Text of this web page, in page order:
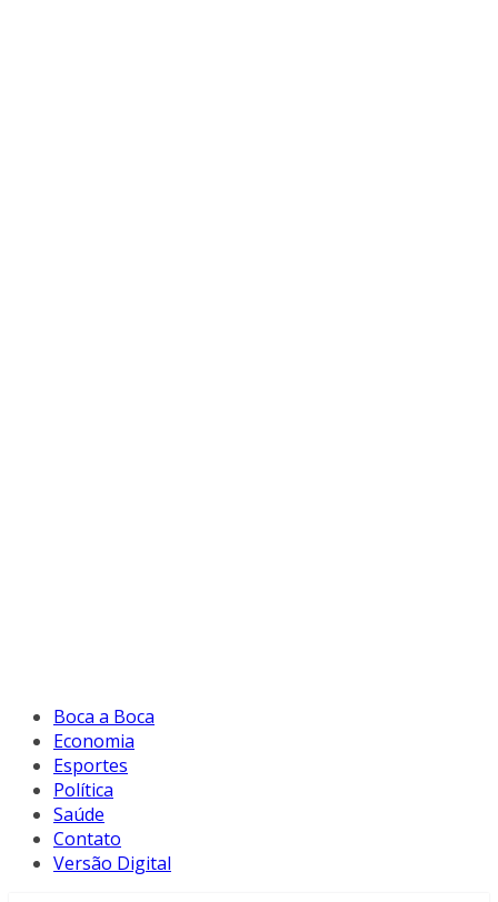
Boca a Boca
Economia
Esportes
Política
Saúde
Contato
Versão Digital